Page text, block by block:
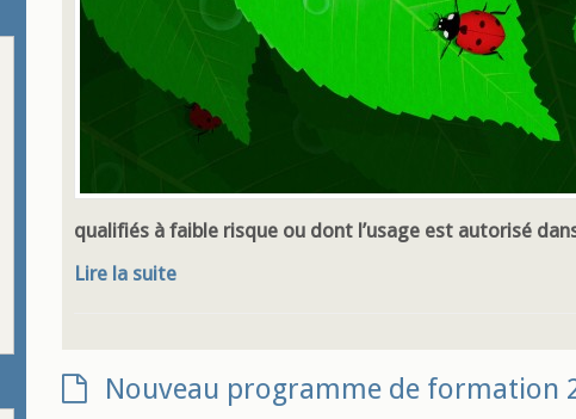
qualifiés à faible risque ou dont l’usage est autorisé
Lire la suite
Nouveau programme de formation